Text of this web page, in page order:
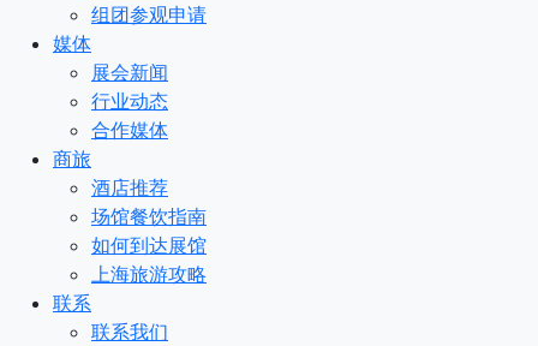
组团参观申请
媒体
展会新闻
行业动态
合作媒体
商旅
酒店推荐
场馆餐饮指南
如何到达展馆
上海旅游攻略
联系
联系我们